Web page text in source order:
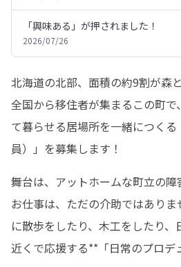
「興味ある」が押されました！
2026/07/26
北海道の北部、面積の約9割が森
全国から移住者が集まるこの町で
て暮らせる居場所を一緒につく
員）」を募集します！
舞台は、アットホームな町立の障
お仕事は、ただの介助ではあり
に散歩をしたり、木工をしたり
近くで応援する**「日常のプロデ